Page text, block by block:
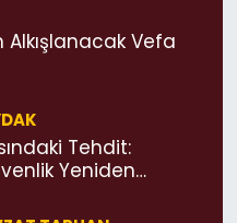
Alkışlanacak Vefa
Tehdit:
Yeniden